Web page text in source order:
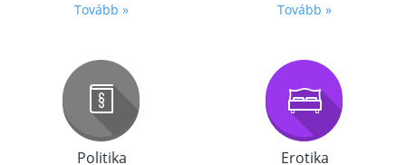
Tovább » Tovább »
Politika Erotika